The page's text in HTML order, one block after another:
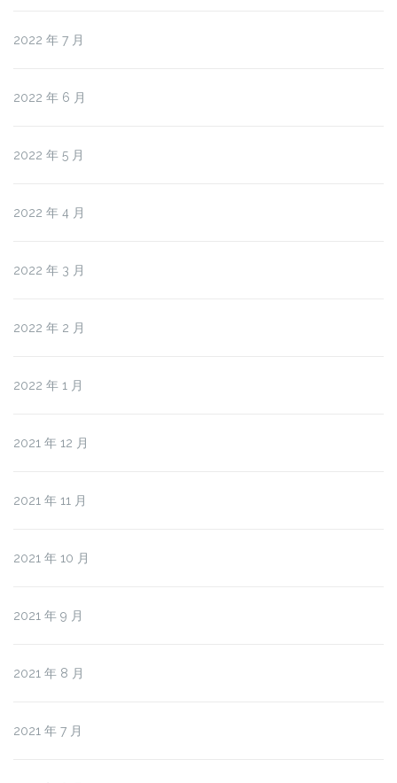
2022 年 7 月
2022 年 6 月
2022 年 5 月
2022 年 4 月
2022 年 3 月
2022 年 2 月
2022 年 1 月
2021 年 12 月
2021 年 11 月
2021 年 10 月
2021 年 9 月
2021 年 8 月
2021 年 7 月